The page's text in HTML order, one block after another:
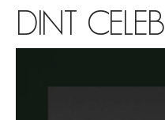
DINT CELEB